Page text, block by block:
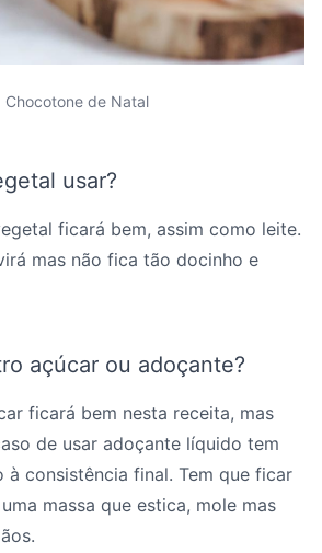
Chocotone de Natal
usar?
ficará bem, assim como leite.
mas não fica tão docinho e
açúcar ou adoçante?
ficará bem nesta receita, mas
de usar adoçante líquido tem
à consistência final. Tem que ficar
massa que estica, mole mas